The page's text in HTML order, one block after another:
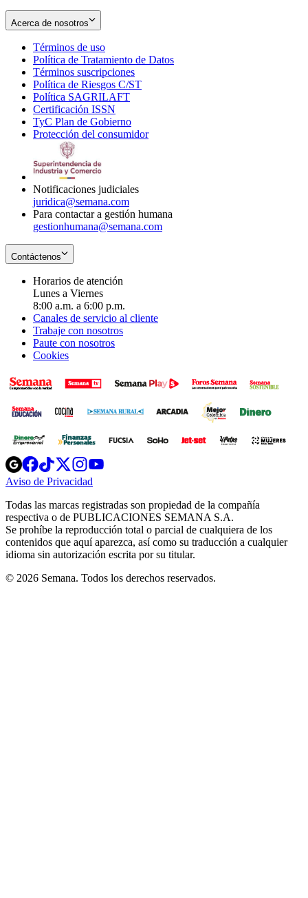
Acerca de nosotros
Términos de uso
in
new
window
Política de Tratamiento de Datos
Términos suscripciones
in
Política de Riesgos C/ST
Política SAGRILAFT
new
window
Certificación ISSN
in
new
TyC Plan de Gobierno
in
Protección del consumidorOpens
Notificaciones judiciales
juridica@semana.com
Para contactar a gestión humana
gestionhumana@semana.com
Contáctenos
Horarios de atención
Lunes a Viernes
8:00 a.m. a 6:00 p.m.
Canales de servicio al cliente
Trabaje con nosotros
Paute con nosotros
Cookies
Opens
in
new
Opens
in
new
Opens
in
new
window
Opens
new
windowwindow
Aviso de Privacidad
new
window
Todas las marcas registradas son propiedad de la compañía
respectiva o de PUBLICACIONES SEMANA S.A.
Se prohíbe la reproducción total o parcial de cualquiera de los
contenidos que aquí aparezca, así como su traducción a cualquier
idioma sin autorización escrita por su titular.
© 2026 Semana. Todos los derechos reservados.